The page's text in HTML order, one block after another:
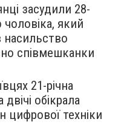
засудили 28-
чоловіка, який
насильство
співмешканки
21-річна
двічі обікрала
цифрової техніки